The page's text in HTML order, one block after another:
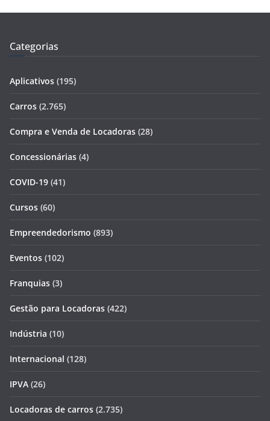
Categorias
Aplicativos (195)
Carros (2.765)
Compra e Venda de Locadoras (28)
Concessionárias (4)
COVID-19 (41)
Cursos (60)
Empreendedorismo (893)
Eventos (102)
Franquias (3)
Gestão para Locadoras (422)
Indústria (10)
Internacional (128)
IPVA (26)
Locadoras de carros (2.735)